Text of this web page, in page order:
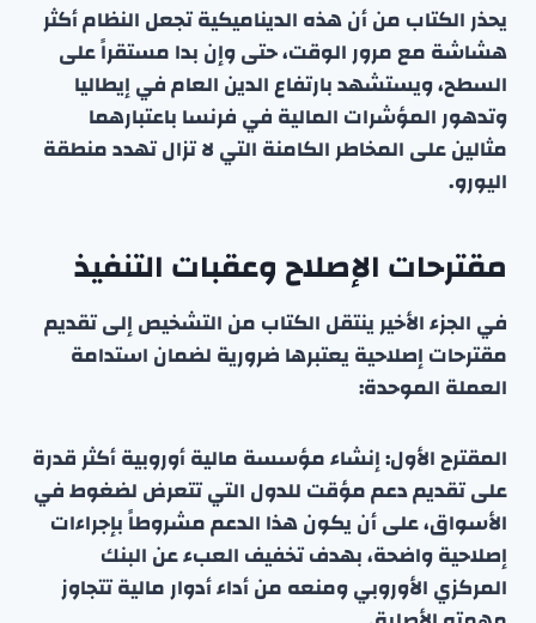
يحذر الكتاب من أن هذه الديناميكية تجعل النظام أكثر
هشاشة مع مرور الوقت، حتى وإن بدا مستقراً على
السطح، ويستشهد بارتفاع الدين العام في إيطاليا
وتدهور المؤشرات المالية في فرنسا باعتبارهما
مثالين على المخاطر الكامنة التي لا تزال تهدد منطقة
اليورو.
مقترحات الإصلاح وعقبات التنفيذ
في الجزء الأخير ينتقل الكتاب من التشخيص إلى تقديم
مقترحات إصلاحية يعتبرها ضرورية لضمان استدامة
العملة الموحدة:
المقترح الأول: إنشاء مؤسسة مالية أوروبية أكثر قدرة
على تقديم دعم مؤقت للدول التي تتعرض لضغوط في
الأسواق، على أن يكون هذا الدعم مشروطاً بإجراءات
إصلاحية واضحة، بهدف تخفيف العبء عن البنك
المركزي الأوروبي ومنعه من أداء أدوار مالية تتجاوز